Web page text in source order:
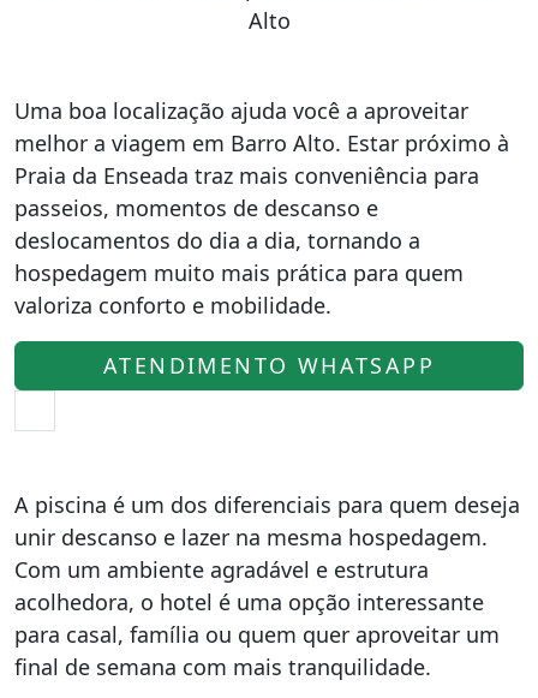
Alto
Uma boa localização ajuda você a aproveitar
melhor a viagem em Barro Alto. Estar próximo à
Praia da Enseada traz mais conveniência para
passeios, momentos de descanso e
deslocamentos do dia a dia, tornando a
hospedagem muito mais prática para quem
valoriza conforto e mobilidade.
ATENDIMENTO WHATSAPP
A piscina é um dos diferenciais para quem deseja
unir descanso e lazer na mesma hospedagem.
Com um ambiente agradável e estrutura
acolhedora, o hotel é uma opção interessante
para casal, família ou quem quer aproveitar um
final de semana com mais tranquilidade.